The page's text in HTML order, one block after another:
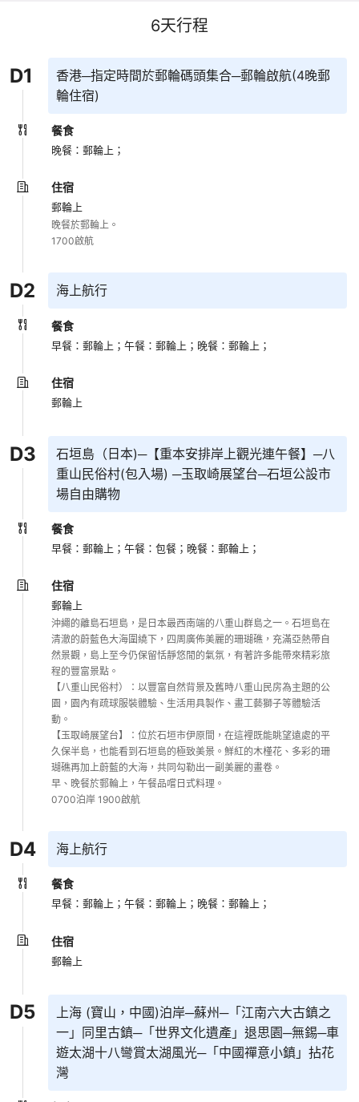
6天行程
D1
香港─指定時間於郵輪碼頭集合─郵輪啟航(4晚郵
輪住宿)
餐食
晚餐：郵輪上；
住宿
郵輪上
晚餐於郵輪上。
1700啟航
D2 海上航行
餐食
早餐：郵輪上；午餐：郵輪上； 晚餐：郵輪上；
住宿
郵輪上
D3
石垣島（日本)─【重本安排岸上觀光連午餐】─八
重山民俗村(包入場) ─玉取崎展望台─石垣公設市
場自由購物
餐食
早餐：郵輪上；午餐：包餐； 晚餐：郵輪上；
住宿
郵輪上
沖繩的離島石垣島，是日本最西南端的八重山群島之一。石垣島在
清澈的蔚藍色大海圍繞下，四周廣佈美麗的珊瑚礁，充滿亞熱帶自
然景觀，島上至今仍保留恬靜悠閒的氣氛，有著許多能帶來精彩旅
程的豐富景點。
【八重山民俗村）：以豐富自然背景及舊時八重山民房為主題的公
園，園內有疏球服裝體驗、生活用具製作、畫工藝獅子等體驗活
動。
【玉取崎展望台】：位於石垣市伊原間，在這裡既能眺望遠處的平
久保半島，也能看到石垣島的極致美景。鮮紅的木槿花、多彩的珊
瑚礁再加上蔚藍的大海，共同勾勒出一副美麗的畫卷。
早、晚餐於郵輪上，午餐品嚐日式料理。
D4 海上航行
餐食
早餐：郵輪上；午餐：郵輪上； 晚餐：郵輪上；
住宿
郵輪上
D5
上海 (寶山，中國)泊岸─蘇州─「江南六大古鎮之
一」同里古鎮─「世界文化遺產」退思園─無錫─車
遊太湖十八彎賞太湖風光─「中國禪意小鎮」拈花
灣